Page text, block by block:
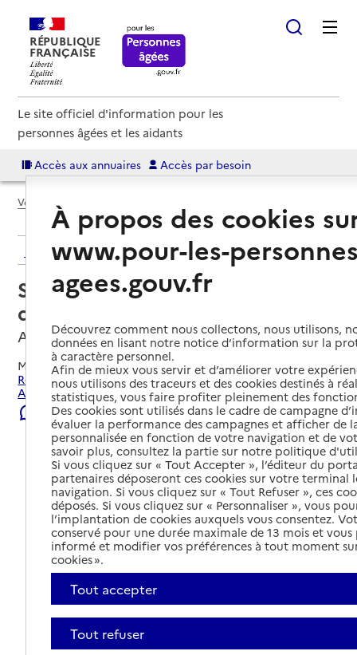
RÉPUBLIQUE
FRANÇAISE
Le site officiel d'information pour les
personnes âgées et les aidants
Accès aux annuaires Accès par besoin
Voir le fil d’Ariane
Retour aux résultats de l'annuaire
Service de soins infirmiers à
domicile – SSIAD Aulagnier
Asnières-sur-Seine, HAUTS-DE-SEINE
Mis à jour le06/08/2026
Rechercher les établissements et services autour de
Asnières-sur-Seine.
Signaler une erreur
À propos des cookies
www.pour-les-
agees.gouv.fr
Découvrez comment nous collectons, nous utilisons,
données en lisant notre notice d’information sur la
à caractère personnel.
Afin de mieux vous servir et d’améliorer votre
nous utilisons des traceurs et des cookies destinés à
statistiques, vous faire profiter pleinement des
Des cookies sont utilisés dans le cadre de campagne
évaluer la performance des campagnes et afficher de
personnalisée en fonction de votre navigation et de
savoir plus, consultez la partie sur notre politique
Si vous cliquez sur « Tout Accepter », l’éditeur du
partenaires déposeront ces cookies sur votre terminal
navigation. Si vous cliquez sur « Tout Refuser », ces
déposés. Si vous cliquez sur « Personnaliser », vous
l’implantation de cookies auxquels vous consentez.
conservé pour une durée maximale de 13 mois et
informé et modifier vos préférences à tout moment
cookies ».
Tout accepter
Tout refuser